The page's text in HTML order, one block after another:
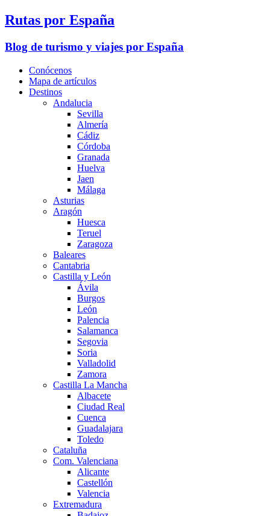
Rutas por España
Blog de turismo y viajes por España
Conócenos
Mapa de artículos
Destinos
Andalucia
Sevilla
Almería
Cádiz
Córdoba
Granada
Huelva
Jaen
Málaga
Asturias
Aragón
Huesca
Teruel
Zaragoza
Baleares
Cantabria
Castilla y León
Ávila
Burgos
León
Palencia
Salamanca
Segovia
Soria
Valladolid
Zamora
Castilla La Mancha
Albacete
Ciudad Real
Cuenca
Guadalajara
Toledo
Cataluña
Com. Valenciana
Alicante
Castellón
Valencia
Extremadura